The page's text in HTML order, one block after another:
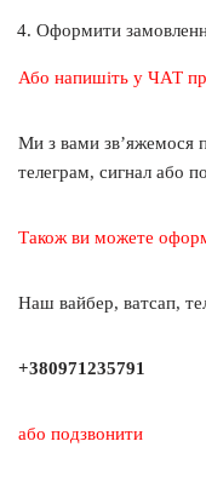
Оформити
Або напишіть у ЧАТ
Ми з вами зв’яжемося
телеграм, сигнал або
Також ви можете
Наш вайбер, ватсап,
+380971235791
або подзвонити